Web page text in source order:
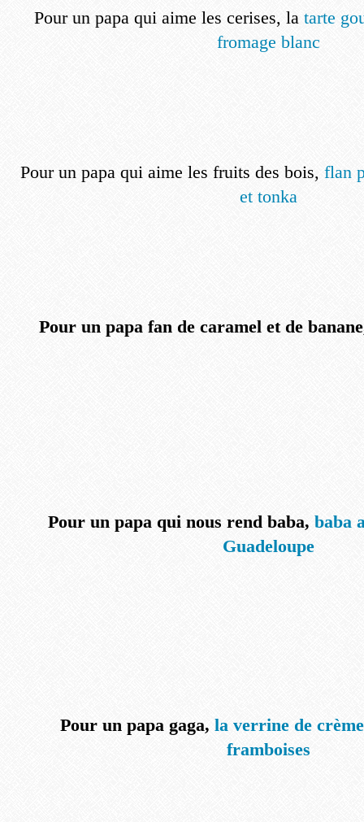
Pour un papa qui aime les cerises, la tarte
fromage blanc
Pour un papa qui aime les fruits des bois, flan
et tonka
Pour un papa fan de caramel et de
Pour un papa qui nous rend baba, baba
Guadeloupe
Pour un papa gaga, la verrine de
framboises